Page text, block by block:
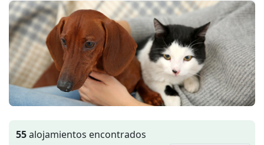
55alojamientos encontrados